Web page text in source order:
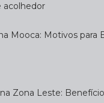
acolhedor
Mooca: Motivos para
na Zona Leste: